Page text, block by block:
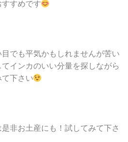
すめです
でも平気かもしれませんが苦い
インカのいい分量を探しながら
下さい
非お土産にも！試してみて下さ